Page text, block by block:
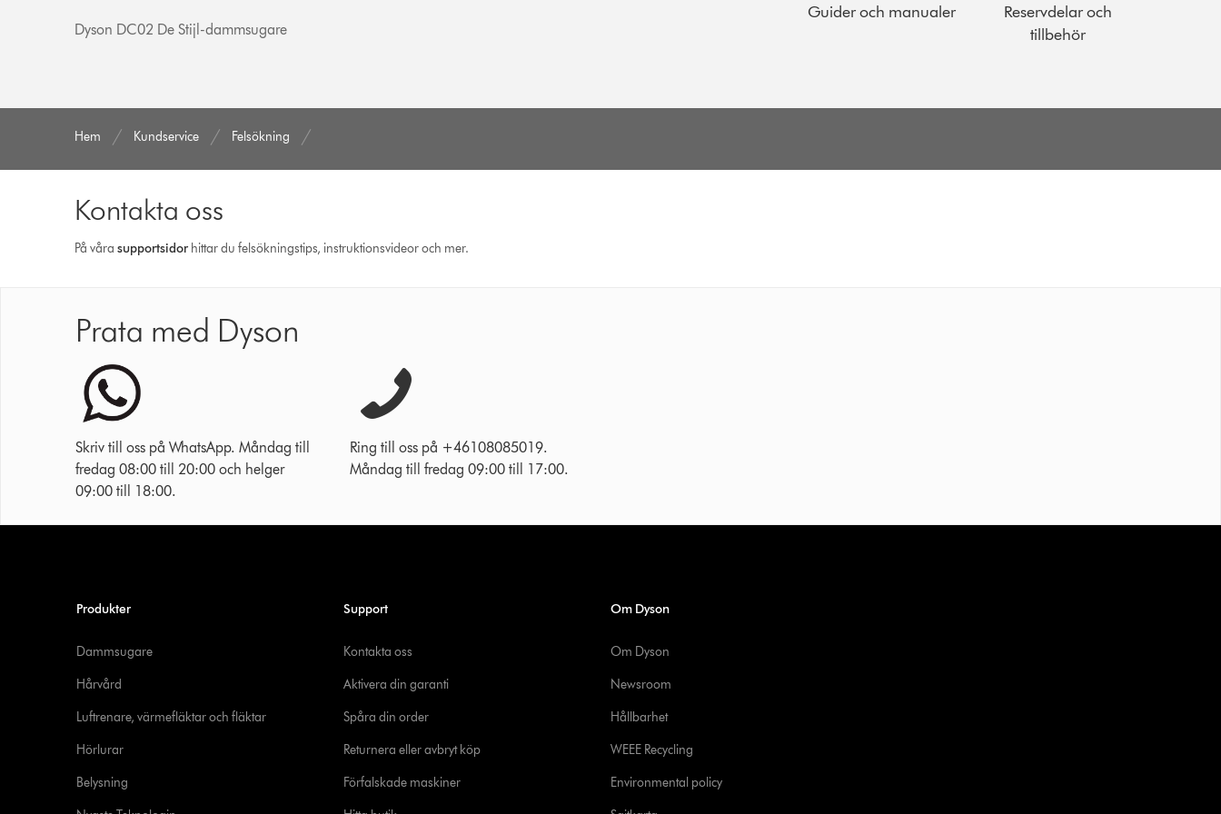
Dyson DC02 De Stijl-dammsugare
Guider och manualer
Reservdelar och
tillbehör
Hem Kundservice Felsökning
Kontakta oss
På vårasupport­sidor hittar du felsökningstips, instruktionsvideor och mer.
Prata med Dyson
Skriv till oss på WhatsApp. Måndag till
fredag 08:00 till 20:00 och helger
09:00 till 18:00.
Ring till oss på +46108085019.
Måndag till fredag 09:00 till 17:00.
Produkter
Dammsugare
Hårvård
Luftrenare, värmefläktar och fläktar
Hörlurar
Belysning
Support
Kontakta oss
Aktivera din garanti
Spåra din order
Returnera eller avbryt köp
Förfalskade maskiner
Om Dyson
Om Dyson
Newsroom
Hållbarhet
WEEE Recycling
Environmental policy